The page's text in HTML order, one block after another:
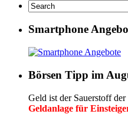
Smartphone
Börsen Tipp im
Geld ist der Sauerstoff
Geldanlage für